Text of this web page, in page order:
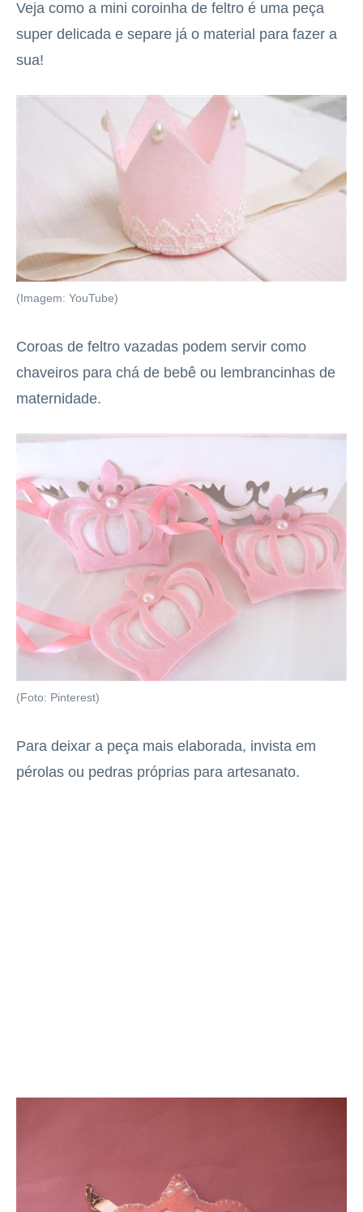
Veja como a mini coroinha de feltro é uma peça
super delicada e separe já o material para fazer a
sua!
(Imagem: YouTube)
Coroas de feltro vazadas podem servir como
chaveiros para chá de bebê ou lembrancinhas de
maternidade.
(Foto: Pinterest)
Para deixar a peça mais elaborada, invista em
pérolas ou pedras próprias para artesanato.